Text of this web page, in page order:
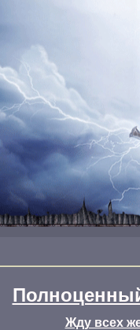
Жду всех